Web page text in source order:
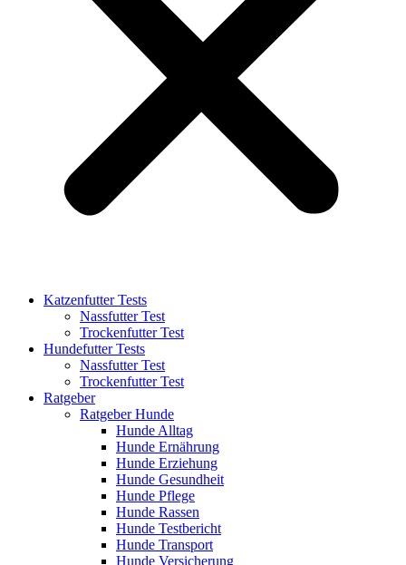
Katzenfutter Tests
Nassfutter Test
Trockenfutter Test
Hundefutter Tests
Nassfutter Test
Trockenfutter Test
Ratgeber
Ratgeber Hunde
Hunde Alltag
Hunde Ernährung
Hunde Erziehung
Hunde Gesundheit
Hunde Pflege
Hunde Rassen
Hunde Testbericht
Hunde Transport
Hunde Versicherung